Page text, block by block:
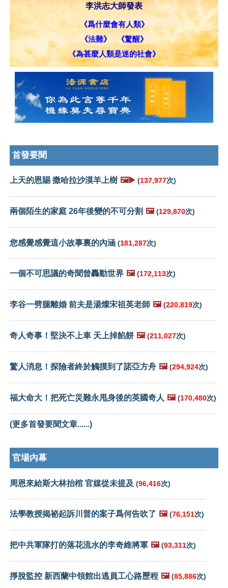
李洪志大師發表
《爲什麼會有人類》
《法難》
《驚醒》
《為甚麼人類是迷的社會》
首發要聞
上天的恩賜 撒哈拉沙漠羊上樹 🖼️▶️ (137,977次)
兩個陌生的家庭 26年後變的不可分割 🖼️ (129,870次)
您感覺感覺這小故事裏的內涵 (181,287次)
一個不可思議的奇聞曾轟動世界 🖼️ (172,113次)
李谷一劈腿離婚 前夫是湯燦宋祖英老師 🖼️ (220,819次)
奇人奇事！堅決不上車 天上掉餡餅 🖼️ (211,027次)
驚人消息！探險者終於觸摸到了諾亞方舟 🖼️ (294,924次)
福大命大！把死亡災難永甩身後的英國奇人 🖼️ (170,480次)
(更多首發要聞文章......)
官場內幕
周恩來給斯大林抬棺 官媒從未提及 (96,416次)
法學教授揭祕起訴川普的案子爲何告吹了 🖼️ (76,151次)
把中共軍隊打的落花流水的李奇維將軍 🖼️ (93,311次)
掙脫監控 新西蘭中領館出逃員工心路歷程 🖼️ (85,886次)